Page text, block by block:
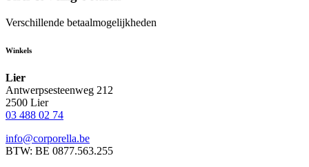
Verschillende betaalmogelijkheden
Winkels
Lier
Antwerpsesteenweg 212
2500 Lier
03 488 02 74
info@corporella.be
BTW: BE 0877.563.255